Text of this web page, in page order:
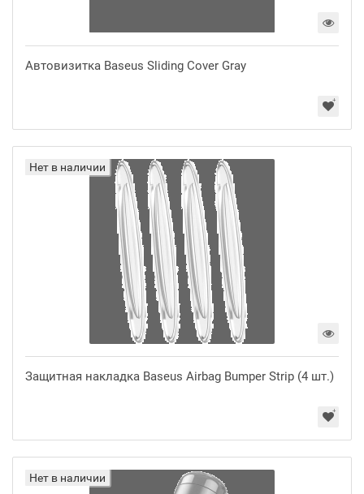
Автовизитка Baseus Sliding Cover Gray
Нет в наличии
Защитная накладка Baseus Airbag Bumper Strip (4 шт.)
Нет в наличии